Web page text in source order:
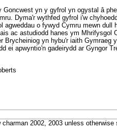
Goncwest yn y gyfrol yn ogystal â
Dyma'r wythfed gyfrol i'w
agweddau o fywyd Cymru mewn dull
ac astudiodd hanes ym Mhrifysgol
Brycheiniog yn hybu'r iaith Gymraeg
ei apwyntio'n gadeirydd ar Gyngor
2002, 2003 unless otherwise